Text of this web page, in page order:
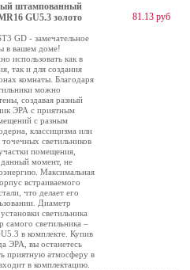
штампованный
GU5.3 золото
GD - замечательное
в вашем доме!
использовать как в
так и для создания
комнаты. Благодаря
можно
создавая разный
ЭРА с приятным
с разным
классицизма или
светильников
помещения,
данный момент, не
Максимальная
встраиваемого
что делает его
Диаметр
светильника
самого светильника –
в комплекте. Купив
ЭРА, вы останетесь
приятную атмосферу в
в комплектацию.
81.13 руб